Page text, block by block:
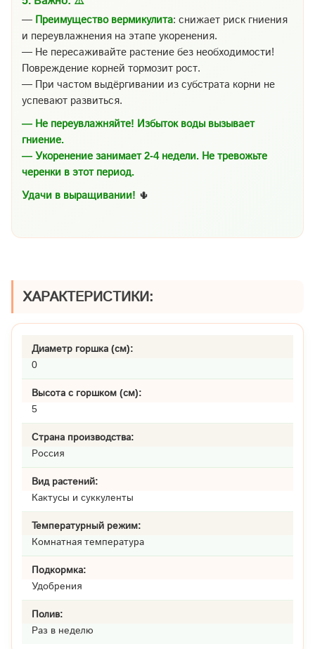
— Преимущество вермикулита: снижает риск гниения
и переувлажнения на этапе укоренения.
— Не пересаживайте растение без необходимости!
Повреждение корней тормозит рост.
— При частом выдёргивании из субстрата корни не
успевают развиться.
— Не переувлажняйте! Избыток воды вызывает
гниение.
— Укоренение занимает 2-4 недели. Не тревожьте
черенки в этот период.
Удачи в выращивании! 🌵
ХАРАКТЕРИСТИКИ:
Диаметр горшка (см):
0
Высота с горшком (см):
5
Страна производства:
Россия
Вид растений:
Кактусы и суккуленты
Температурный режим:
Комнатная температура
Подкормка:
Удобрения
Полив:
Раз в неделю